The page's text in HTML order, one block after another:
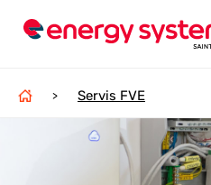
> Servis FVE